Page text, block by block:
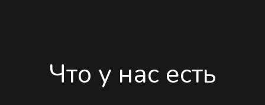
Что у нас есть